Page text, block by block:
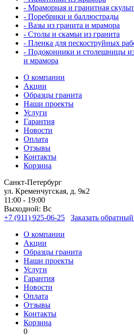
- Мраморная и гранитная
- Поребрики и баллюстрады
- Вазы из гранита и мрамора
- Столы и скамьи из гранита
- Пленка для пескоструйных
- Подоконники и столешницы из
и мрамора
О компании
Акции
Образцы гранита
Наши проекты
Услуги
Гарантия
Новости
Оплата
Отзывы
Контакты
Корзина
Санкт-Петербург
ул. Кременчугская, д. 9к2
11:00 - 19:00
Выходной: Вс
+7 (911) 925-06-25
Заказать
О компании
Акции
Образцы гранита
Наши проекты
Услуги
Гарантия
Новости
Оплата
Отзывы
Контакты
Корзина
0